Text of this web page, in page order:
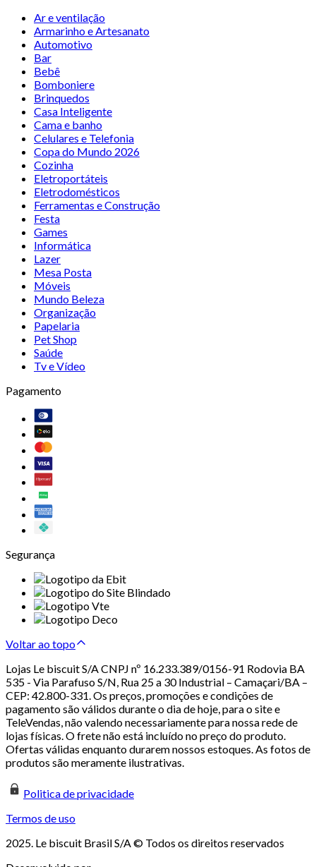
Ar e ventilação
Armarinho e Artesanato
Automotivo
Bar
Bebê
Bomboniere
Brinquedos
Casa Inteligente
Cama e banho
Celulares e Telefonia
Copa do Mundo 2026
Cozinha
Eletroportáteis
Eletrodomésticos
Ferramentas e Construção
Festa
Games
Informática
Lazer
Mesa Posta
Móveis
Mundo Beleza
Organização
Papelaria
Pet Shop
Saúde
Tv e Vídeo
Pagamento
Segurança
Voltar ao topo
Lojas Le biscuit S/A CNPJ nº 16.233.389/0156-91 Rodovia BA
535 - Via Parafuso S/N, Rua 25 a 30 Industrial – Camaçari/BA –
CEP: 42.800-331. Os preços, promoções e condições de
pagamento são válidos durante o dia de hoje, para o site e
TeleVendas, não valendo necessariamente para nossa rede de
lojas físicas. O frete não está incluído no preço do produto.
Ofertas válidas enquanto durarem nossos estoques. As fotos de
produtos são meramente ilustrativas.
Politica de privacidade
Termos de uso
2025. Le biscuit Brasil S/A © Todos os direitos reservados